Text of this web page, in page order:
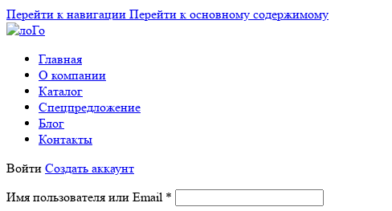
Перейти к навигации Перейти к основному содержимому
Главная
О компании
Каталог
Спецпредложение
Блог
Контакты
Войти Создать аккаунт
Имя пользователя или Email *